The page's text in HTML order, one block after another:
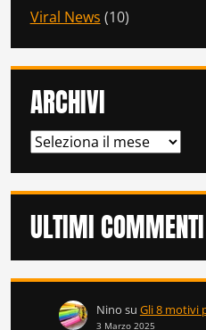
Viral News (10)
ARCHIVI
ARCHIVI
ULTIMI COMMENTI
Nino su Gli 8 motivi
3 Marzo 2025